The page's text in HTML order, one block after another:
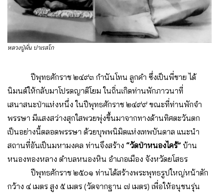
หลวงปู่ผั่น ปาเรสโก
ปีพุทธศักราช ๒๔๙๓ กำนันโทน ลูกคำ ซึ่งเป็นพี่ชาย ได้
นิมนต์ให้กลับมาโปรดญาติโยม ในถิ่นเกิดท่านพักภาวนาที่
เสนาสนะป่าแห่งหนึ่ง ในปีพุทธศักราช ๒๔๙๙ ขณะที่ท่านพักจำ
พรรษา มีแสงสว่างสุกใสพวยพุ่งขึ้นมาจากทางด้านทิศตะวันตก
เป็นอย่างนี้ตลอดพรรษา ด้วยบุพพนิมิตแห่งเทพบันดาล แนะนำ
สถานที่อันเป็นมหามงคล ท่านจึงสร้าง “วัดป่าหนองไคร้” บ้าน
หนองทองหลาง ตำบลหนองหิน อำเภอเมือง จังหวัดยโสธร
ปีพุทธศักราช ๒๕๐๑ ท่านได้สร้างพระพุทธรูปใหญ่หน้าตัก
กว้าง ๔ เมตร สูง ๕ เมตร (วัดจากฐาน ๗ เมตร) เพื่อให้อนุชนรุ่น